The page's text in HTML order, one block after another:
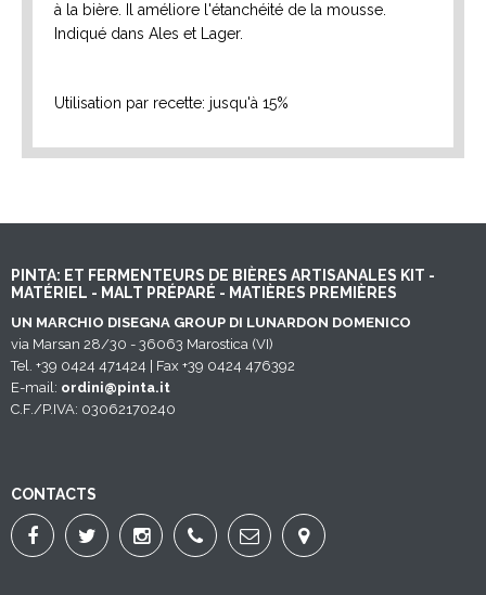
à la bière. Il améliore l'étanchéité de la mousse.
Indiqué dans Ales et Lager.
Utilisation par recette: jusqu'à 15%
PINTA: ET FERMENTEURS DE BIÈRES ARTISANALES KIT -
MATÉRIEL - MALT PRÉPARÉ - MATIÈRES PREMIÈRES
UN MARCHIO DISEGNA GROUP DI LUNARDON DOMENICO
via Marsan 28/30 - 36063 Marostica (VI)
Tel. +39 0424 471424 | Fax +39 0424 476392
E-mail: ordini@pinta.it
C.F./P.IVA: 03062170240
CONTACTS